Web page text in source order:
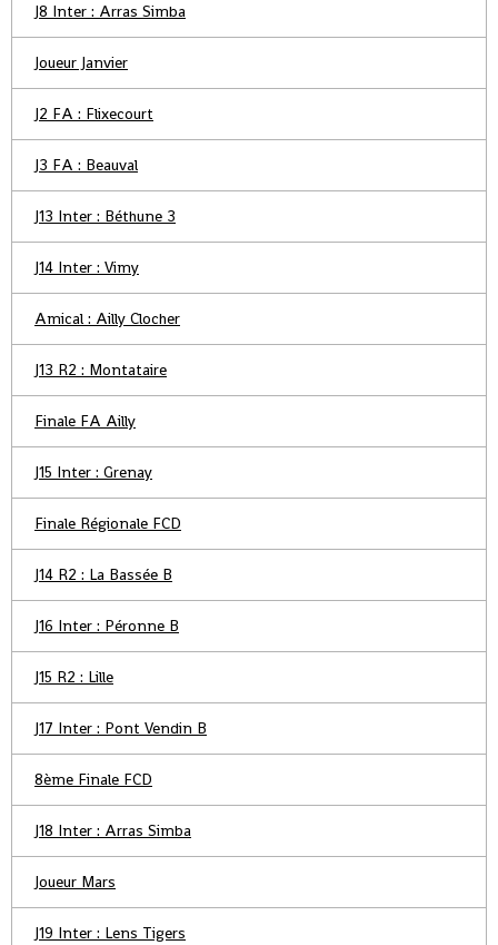
J8 Inter : Arras Simba
Joueur Janvier
J2 FA : Flixecourt
J3 FA : Beauval
J13 Inter : Béthune 3
J14 Inter : Vimy
Amical : Ailly Clocher
J13 R2 : Montataire
Finale FA Ailly
J15 Inter : Grenay
Finale Régionale FCD
J14 R2 : La Bassée B
J16 Inter : Péronne B
J15 R2 : Lille
J17 Inter : Pont Vendin B
8ème Finale FCD
J18 Inter : Arras Simba
Joueur Mars
J19 Inter : Lens Tigers